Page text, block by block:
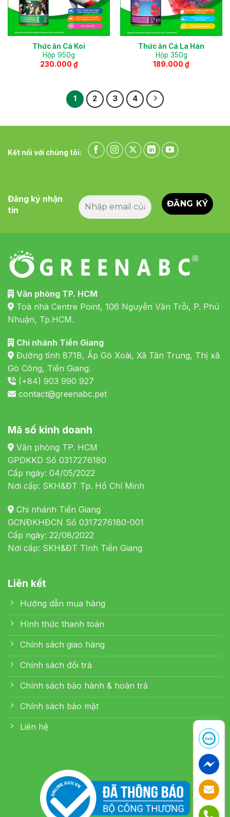
Thức ăn Cá Koi
Hộp 950g
230.000 ₫
Thức ăn Cá La Hán
Hộp 350g
189.000 ₫
1 2 3 4
Kết nối với chúng tôi:
Đăng ký nhận
tin
Văn phòng TP. HCM
Toà nhà Centre Point, 106 Nguyễn Văn Trỗi, P. Phú
Nhuận, Tp.HCM.
Chi nhánh Tiền Giang
Đường tỉnh 871B, Ấp Gò Xoài, Xã Tân Trung, Thị xã
Gò Công, Tiền Giang.
(+84) 903 990 927
contact@greenabc.pet
Mã số kinh doanh
Văn phòng TP. HCM
GPDKKD Số 0317276180
Cấp ngày: 04/05/2022
Nơi cấp: SKH&ĐT Tp. Hồ Chí Minh
Chi nhánh Tiền Giang
GCNĐKHĐCN Số 0317276180-001
Cấp ngày: 22/08/2022
Nơi cấp: SKH&ĐT Tỉnh Tiền Giang
Liên kết
Hướng dẫn mua hàng
Hình thức thanh toán
Chính sách giao hàng
Chính sách đổi trả
Chính sách bảo hành & hoàn trả
Chính sách bảo mật
Liên hệ